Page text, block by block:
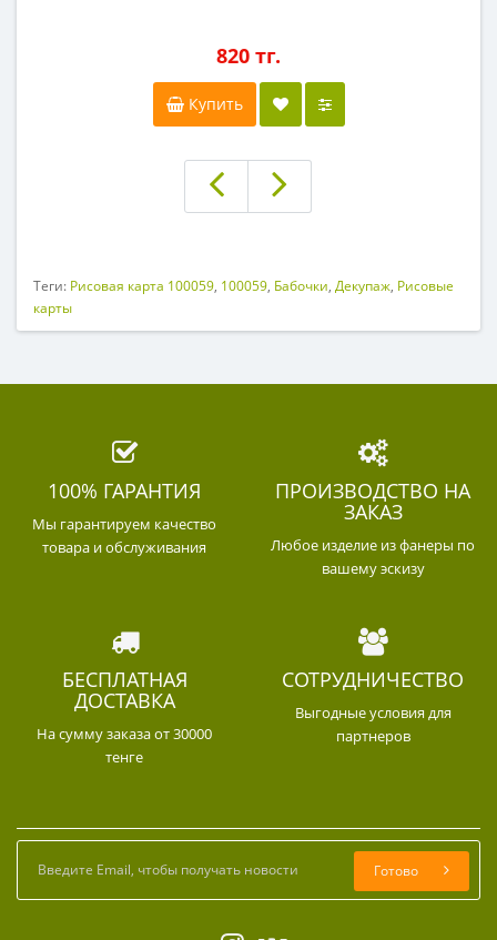
820 тг.
Купить
Теги: Рисовая карта 100059, 100059, Бабочки, Декупаж, Рисовые
карты
100% ГАРАНТИЯ
Мы гарантируем качество
товара и обслуживания
ПРОИЗВОДСТВО НА
ЗАКАЗ
Любое изделие из фанеры по
вашему эскизу
БЕСПЛАТНАЯ
ДОСТАВКА
На сумму заказа от 30000
тенге
СОТРУДНИЧЕСТВО
Выгодные условия для
партнеров
Готово